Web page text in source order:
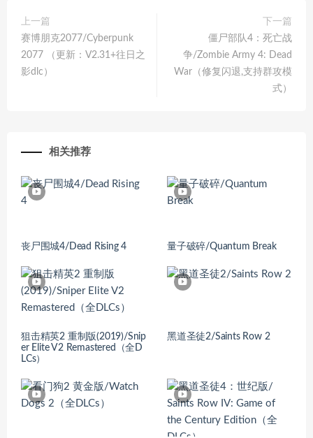
上一篇
赛博朋克2077/Cyberpunk
2077 （更新：V2.31+往日之
影dlc）
下一篇
僵尸部队4：死亡战
争/Zombie Army 4: Dead
War（修复闪退,支持群攻模
式）
相关推荐
丧尸围城4/Dead Rising 4 量子破碎/Quantum Break
狙击精英2 重制版(2019)/Snip
er Elite V2 Remastered（全D
LCs）
黑道圣徒2/Saints Row 2